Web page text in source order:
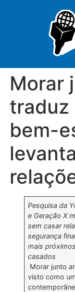
Morar
traduz
bem-
Pesquisa da
e Geração X
sem casar
segurança
mais
casados
Morar junto
visto como